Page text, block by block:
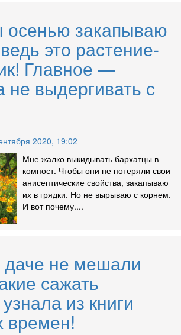
осенью закапываю
это растение-
Главное —
не выдергивать с
2020, 19:02
Мне жалко выкидывать бархатцы в
компост. Чтобы они не потеряли свои
анисептические свойства, закапываю
их в грядки. Но не вырываю с корнем.
И вот почему....
не мешали
сажать
из книги
времен!